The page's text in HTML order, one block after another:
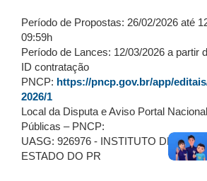
Período de Propostas: 26/02/2026 até
09:59h
Período de Lances: 12/03/2026 a partir
ID contratação
PNCP: https://pncp.gov.br/app/
2026/1
Local da Disputa e Aviso Portal
Públicas – PNCP:
UASG: 926976 - INSTITUTO DE
ESTADO DO PR